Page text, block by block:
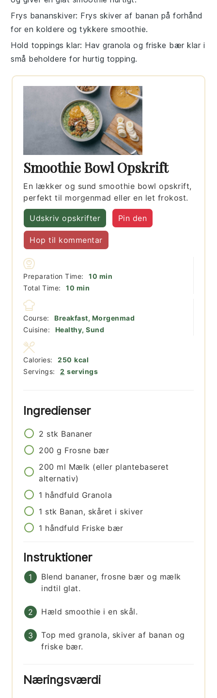
Frys bananskiver: Frys skiver af banan på forhånd
for en koldere og tykkeresmoothie.
Hold toppings klar: Havgranola og friske bær klar i
små beholdere for hurtig topping.
Smoothie Bowl Opskrift
En lækker og sund smoothie bowl opskrift,
perfekt til morgenmad eller en let frokost.
Udskriv opskrifter Pin den
Hop til kommentar
Preparation Time: 10 minutter
min
Total Time:
10 minutter
min
Course:
Breakfast, Morgenmad
Cuisine:
Healthy, Sund
Servings: 2 servings
Calories: 250 kcal
Ingredienser
2 stk Bananer
200 g Frosne bær
200 ml Mælk (eller plantebaseret
alternativ)
1 håndfuld Granola
1 stk Banan, skåret i skiver
1 håndfuld Friske bær
Instruktioner
Blend bananer, frosne bær og mælk
indtil glat.
Hæld smoothie i en skål.
Top med granola, skiver af banan og
friske bær.
Næringsværdi